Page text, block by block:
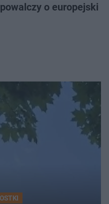
o europejski